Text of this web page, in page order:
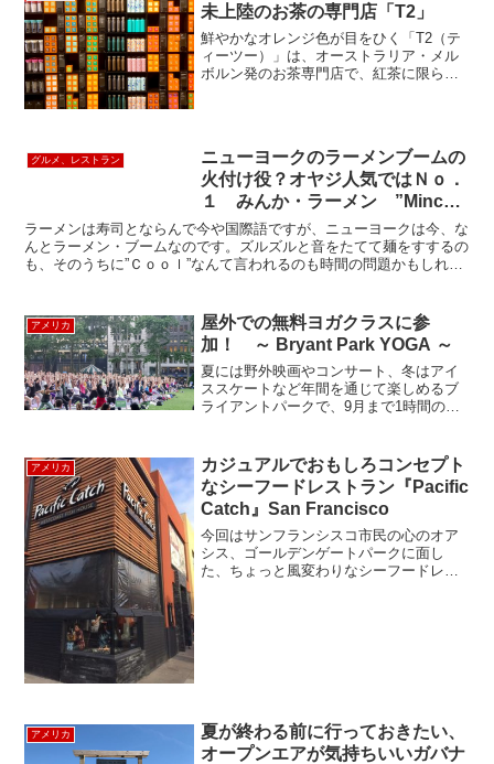
未上陸のお茶の専門店「T2」
鮮やかなオレンジ色が目をひく「T2（テ
ィーツー）」は、オーストラリア・メル
ボルン発のお茶専門店で、紅茶に限ら
グルメ、レストラン
ニューヨークのラーメンブームの
火付け役？オヤジ人気ではＮｏ．
１ みんか・ラーメン ”Minca
Ramen”
ラーメンは寿司とならんで今や国際語ですが、ニューヨークは今、な
んとラーメン・ブームなのです。ズルズルと音をたてて麺をすするの
も、そのうちに”Ｃｏｏｌ”なんて言われるのも時間の問題かもしれま
アメリカ
屋外での無料ヨガクラスに参
加！ ～ Bryant Park YOGA ～
夏には野外映画やコンサート、冬はアイ
ススケートなど年間を通じて楽しめるブ
ライアントパークで、9月まで1時間のヨ
ギや健康に対して意識の高いニューヨー
カーのお気に入りイベ...
アメリカ
カジュアルでおもしろコンセプト
なシーフードレストラン『Pacific
Catch』San Francisco
今回はサンフランシスコ市民の心のオア
シス、ゴールデンゲートパークに面し
た、ちょっと風変わりなシーフードレス
アメリカ
夏が終わる前に行っておきたい、
オープンエアが気持ちいいガバナ